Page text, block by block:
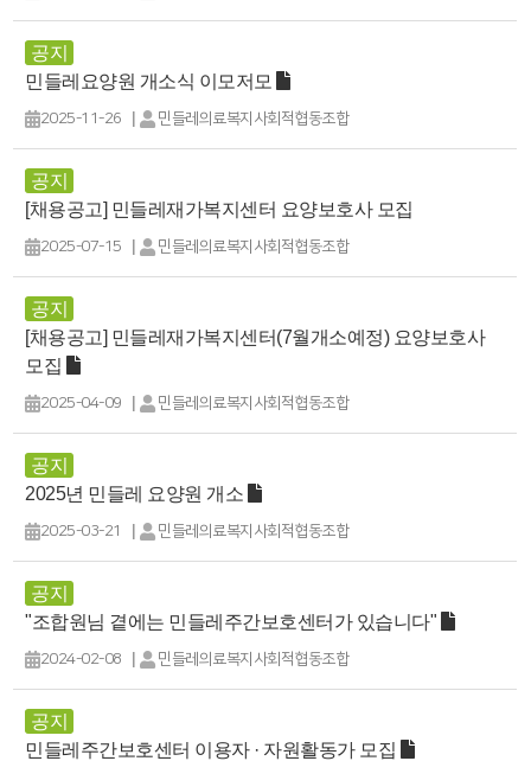
공지
민들레요양원 개소식 이모저모
2025-11-26 | 민들레의료복지사회적협동조합
공지
[채용공고] 민들레재가복지센터 요양보호사 모집
2025-07-15 | 민들레의료복지사회적협동조합
공지
[채용공고] 민들레재가복지센터(7월개소예정) 요양보호사
모집
2025-04-09 | 민들레의료복지사회적협동조합
공지
2025년 민들레 요양원 개소
2025-03-21 | 민들레의료복지사회적협동조합
공지
"조합원님 곁에는 민들레주간보호센터가 있습니다"
2024-02-08 | 민들레의료복지사회적협동조합
공지
민들레주간보호센터 이용자 · 자원활동가 모집